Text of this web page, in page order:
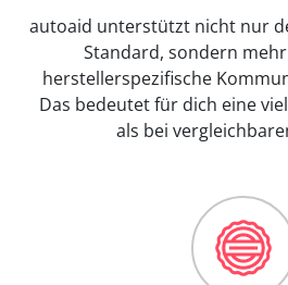
autoaid unterstützt nicht nur
Standard, sondern
herstellerspezifische
Das bedeutet für dich eine
als bei